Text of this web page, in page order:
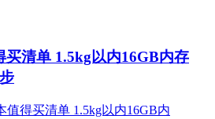
买清单 1.5kg以内16GB内存